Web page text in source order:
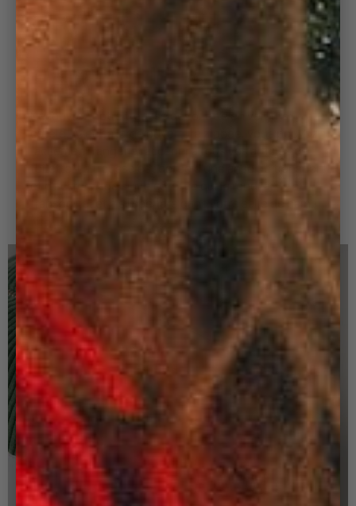
PRATIQUE ET À
EMPORTER
PARTOUT
Découvrez notre trousse de toilette en velours
côtelé. Avec sa large ouverture zippée, vous pouvez
facilement ranger et accéder à tous vos articles de
toilette. La trousse est dotée d'une anse de transport
et d'accrochage sur le côté, ce qui la rend facile à
transporter et à suspendre dans votre salle de bain !